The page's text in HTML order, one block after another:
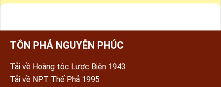
TÔN PHẢ NGUYỄN PHÚC
Tải về Hoàng tộc Lược Biên 1943
Tải về NPT Thế Phả 1995